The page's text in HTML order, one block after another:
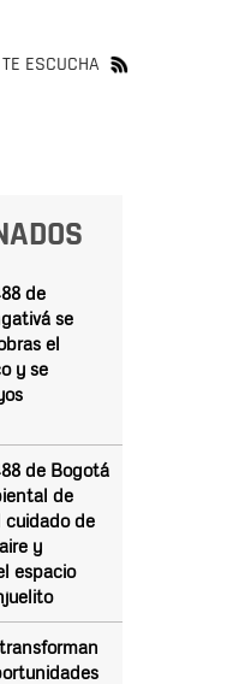
ESCUCHA
de
se
el
y se
de Bogotá
de
cuidado de
y
espacio